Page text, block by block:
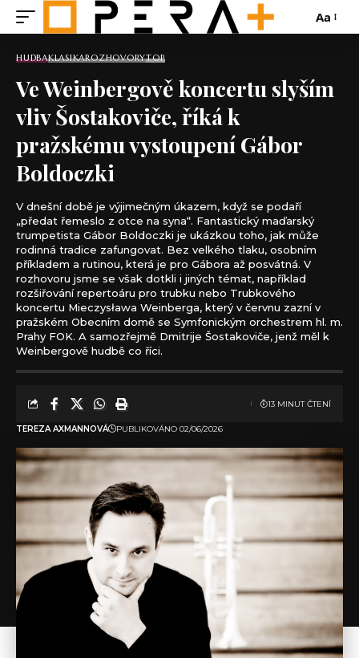
Aa
HUDBAKLASIKAROZHOVORYTOP
Ve Weinbergově koncertu slyším
vliv Šostakoviče, říká k
pražskému vystoupení Gábor
Boldoczki
V dnešní době je výjimečným úkazem, když se podaří
„předat řemeslo z otce na syna“. Fantastický maďarský
trumpetista Gábor Boldoczki je ukázkou toho, jak může
rodinná tradice zafungovat. Bez velkého tlaku, osobním
příkladem a rutinou, která je pro Gábora až posvátná. V
rozhovoru jsme se však dotkli i jiných témat, například
rozšiřování repertoáru pro trubku nebo Trubkového
koncertu Mieczysława Weinberga, který v červnu zazní v
pražském Obecním domě se Symfonickým orchestrem hl. m.
Prahy FOK. A samozřejmě Dmitrije Šostakoviče, jenž měl k
Weinbergově hudbě co říci.
TEREZA AXMANNOVÁ PUBLIKOVÁNO 02/06/2026
13 MINUT ČTENÍ